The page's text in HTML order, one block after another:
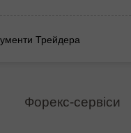
Трейдера
Форекс-сервіси